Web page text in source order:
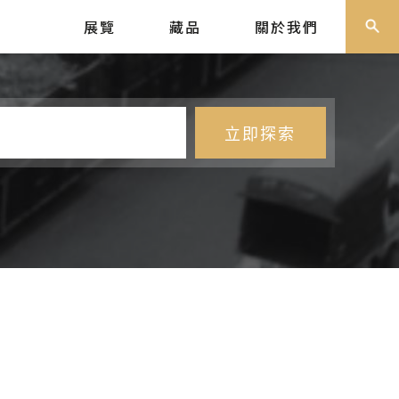
展覽 藏品 關於我們